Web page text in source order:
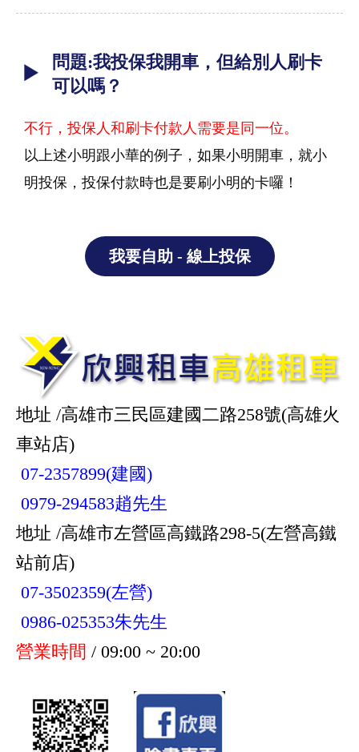
問題:我投保我開車，但給別人刷卡
可以嗎？
不行，投保人和刷卡付款人需要是同一位。
以上述小明跟小華的例子，如果小明開車，就小
明投保，投保付款時也是要刷小明的卡囉！
我要自助 - 線上投保
地址 /高雄市三民區建國二路258號(高雄火
車站店)
07-2357899(建國)
0979-294583趙先生
地址 /高雄市左營區高鐵路298-5(左營高鐵
站前店)
07-3502359(左營)
0986-025353朱先生
營業時間 / 09:00 ~ 20:00